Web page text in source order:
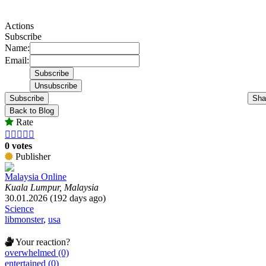
Actions
Subscribe
Name:
Email:
Subscribe
Back to Blog
Rate
    
0 votes
Publisher
Malaysia Online
Kuala Lumpur, Malaysia
30.01.2026 (192 days ago)
Science
libmonster, usa
Your reaction?
overwhelmed (0)
entertained (0)